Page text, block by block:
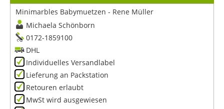
Minimarbles Babymuetzen - Rene Müller
Michaela Schönborn
0172-1859100
DHL
Individuelles Versandlabel
Lieferung an Packstation
Retouren erlaubt
MwSt wird ausgewiesen